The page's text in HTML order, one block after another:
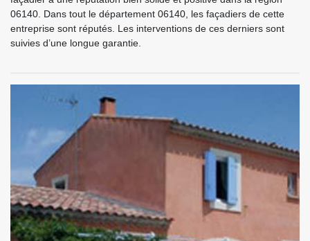
06140. Dans tout le département 06140, les façadiers de cette
entreprise sont réputés. Les interventions de ces derniers sont
suivies d’une longue garantie.